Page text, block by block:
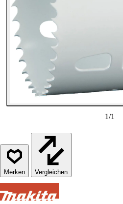
1/1
Vergleichen